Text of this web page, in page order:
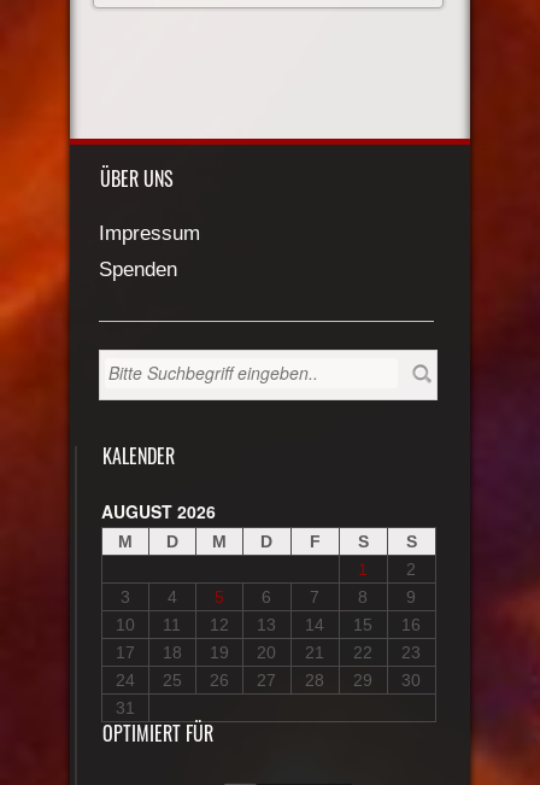
ÜBER UNS
Impressum
Spenden
KALENDER
AUGUST 2026
M D M D F S
S
1
2
3
4 5 6 7 8
9
10
11 12 13 14 15
16
17
18 19 20 21 22
23
24
25 26 27 28 29
30
31
OPTIMIERT FÜR